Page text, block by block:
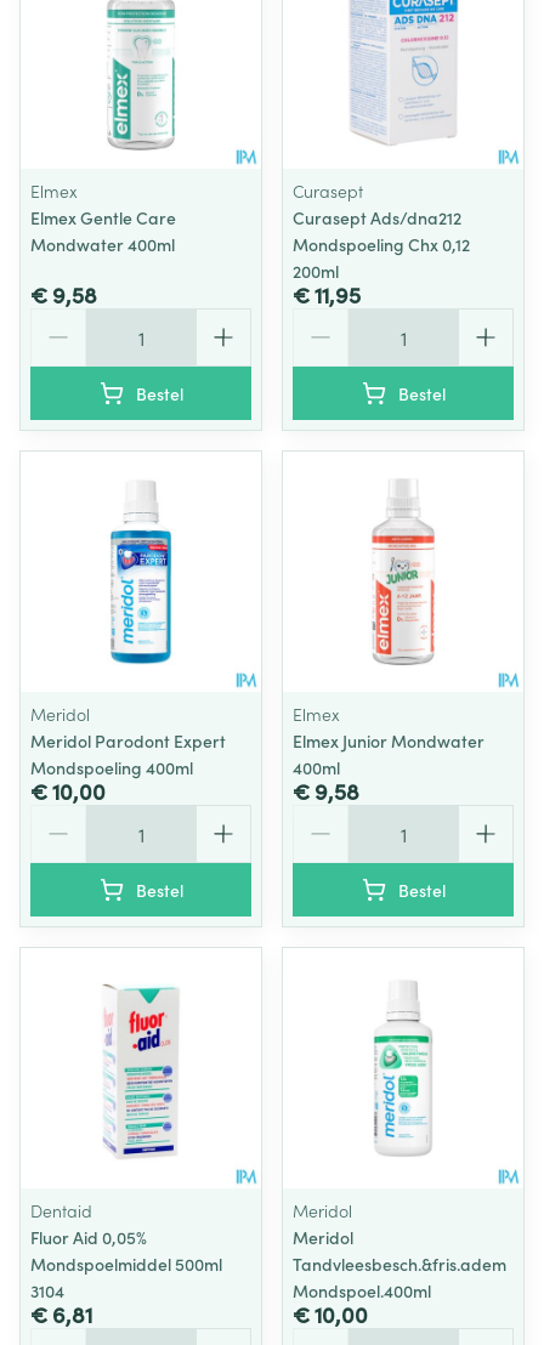
Elmex
Elmex Gentle Care
Mondwater 400ml
€ 9,58
Bestel
Curasept
Curasept Ads/dna212
Mondspoeling Chx 0,12
200ml
€ 11,95
Bestel
Meridol
Meridol Parodont Expert
Mondspoeling 400ml
€ 10,00
Bestel
Elmex
Elmex Junior Mondwater
400ml
€ 9,58
Bestel
Dentaid
Fluor Aid 0,05%
Mondspoelmiddel 500ml
3104
€ 6,81
Meridol
Meridol
Tandvleesbesch.&fris.adem
Mondspoel.400ml
€ 10,00